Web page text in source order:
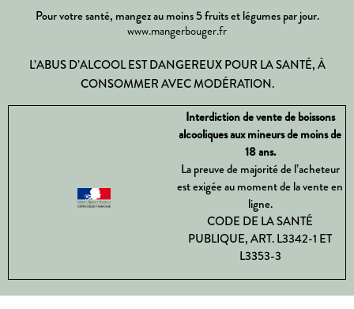
Pour votre santé, mangez au moins 5 fruits et légumes par jour.
www.mangerbouger.fr
L’ABUS D’ALCOOL EST DANGEREUX POUR LA SANTÉ, À
CONSOMMER AVEC MODÉRATION.
Interdiction de vente de boissons
alcooliques aux mineurs de moins de
18 ans.
La preuve de majorité de l’acheteur
est exigée au moment de la vente en
ligne.
CODE DE LA SANTÉ
PUBLIQUE, ART. L3342-1 ET
L3353-3